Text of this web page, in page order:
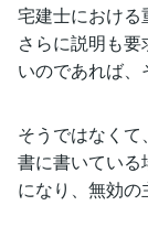
宅建士における
さらに説明も
いのであれば、
そうではなく
書に書いている
になり、無効の